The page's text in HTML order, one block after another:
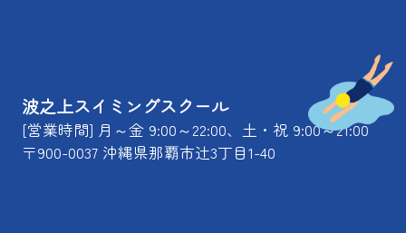
波之上スイミングスクール
[営業時間] 月～金 9:00～22:00、土・祝 9:00～21:00
〒900-0037 沖縄県那覇市辻3丁目1-40